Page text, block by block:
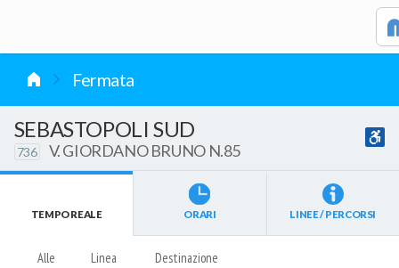
Fermata
SEBASTOPOLI SUD
736 V. GIORDANO BRUNO N.85
TEMPO REALE ORARI LINEE / PERCORSI
Alle Linea Destinazione